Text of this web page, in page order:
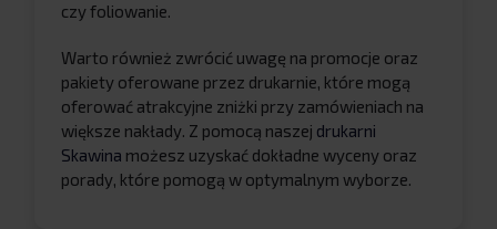
czy foliowanie.
Warto również zwrócić uwagę na promocje oraz
pakiety oferowane przez drukarnie, które mogą
oferować atrakcyjne zniżki przy zamówieniach na
większe nakłady. Z pomocą naszej drukarni
Skawina możesz uzyskać dokładne wyceny oraz
porady, które pomogą w optymalnym wyborze.